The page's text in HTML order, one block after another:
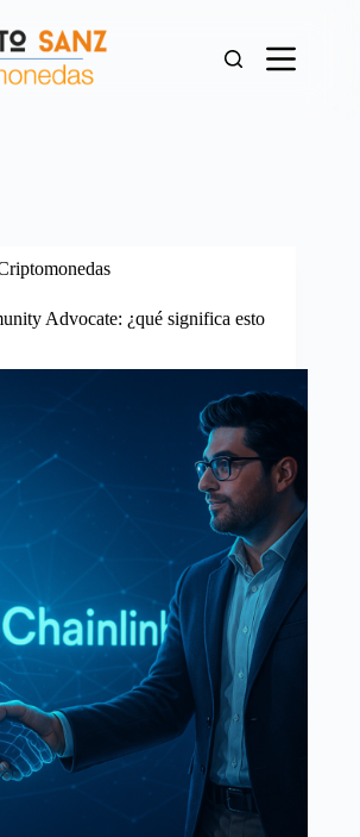
Advocate: ¿qué significa esto